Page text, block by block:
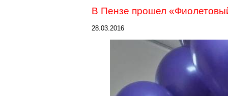
В Пензе прошел
28.03.2016